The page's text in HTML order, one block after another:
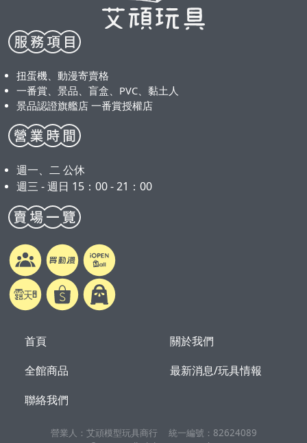
扭蛋機、動漫寄賣格
一番賞、景品、盲盒、PVC、黏土人
景品認證旗艦店 一番賞授權店
週一、二 公休
週三 - 週日 15：00 - 21：00
首頁
關於我們
全館商品
最新消息/玩具情報
聯絡我們
營業人： 艾頑模型玩具商行 統一編號： 82624089